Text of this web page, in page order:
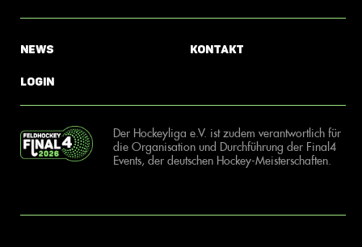
News
Login
Kontakt
Der Hockeyliga e.V. ist zudem verantwortlich für
die Organisation und Durchführung der Final4
Events, der deutschen Hockey-Meisterschaften.